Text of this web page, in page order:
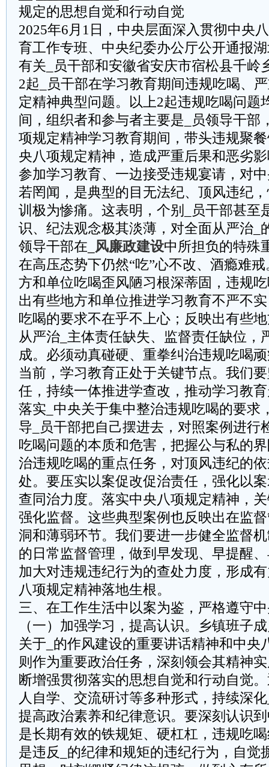
规定的思想自觉和行动自觉
2025年6月1日，中央层面深入贯彻中央
育工作专班、中央纪委办公厅公开通报
有关_员干部和安徽省安庆市宿松县千岭
2起_员干部在学习教育期间违规吃喝、
定精神典型问题。以上2起违规吃喝问题
间，组织者和参与者主要是_员领导干部
项规定精神学习教育期间，带头违规聚
央八项规定精神，造成严重后果和恶劣
参加学习教育、一边接受违规宴请，对
若罔闻，是典型的目无法纪、顶风违纪
训极为惨痛。这表明，个别_员干部甚至
识、纪法观念极其淡薄，对全面从严治_
领导干部在 _风廉政建设中所担负的特殊
在高压态势下仍然“吃”心不改、酒瘾难
方和单位吃喝歪风陋习根深蒂固，违规
出有些地方和单位推进学习教育不严不
吃喝的要求不在乎不上心；反映出有些
从严治_主体责任缺失、监督责任缺位，
成。必须动真碰硬、重拳纠治违规吃喝
当前，学习教育正处于关键节点。我们
任，持续一体推进学查改，推动学习教
落实_中央关于集中整治违规吃喝的要求
导_员干部把自己摆进去，对照案例进行
吃喝问题的本质和危害，把握公与私的
治违规吃喝的重点任务，对顶风违纪的
处。要压实以案促改促治责任，强化以
查同治力度。落实中央八项规定精神，
强化监督。这些典型案例也反映出在监
洞和薄弱环节。我们要进一步健全监督
的日常监督管理，做到早发现、早提醒
加大对违规违纪行为的查处力度，形成
八项规定精神落地生根。
三、在工作生活中以案为鉴，严格遵守
（一）加强学习，提高认识。乡镇班子
关于_的作风建设的重要讲话精神和中央
则作为重要政治任务，深刻领会其精神
断增强贯彻落实的思想自觉和行动自觉
人自学、交流研讨等多种形式，持续深
提高政治素养和纪律意识。要深刻认识
是长期有效的铁规矩、硬杠杠，违规吃
是违反_的纪律和规矩的违纪行为，自觉